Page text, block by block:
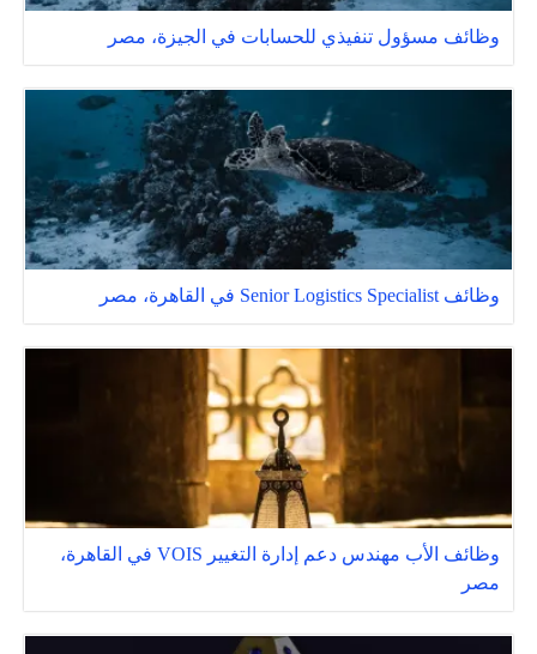
وظائف مسؤول تنفيذي للحسابات في الجيزة، مصر
وظائف Senior Logistics Specialist في القاهرة، مصر
وظائف الأب مهندس دعم إدارة التغيير VOIS في القاهرة،
مصر